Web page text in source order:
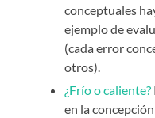
conceptuales
ejemplo de
(cada error
otros).
¿Frío o caliente?
en la